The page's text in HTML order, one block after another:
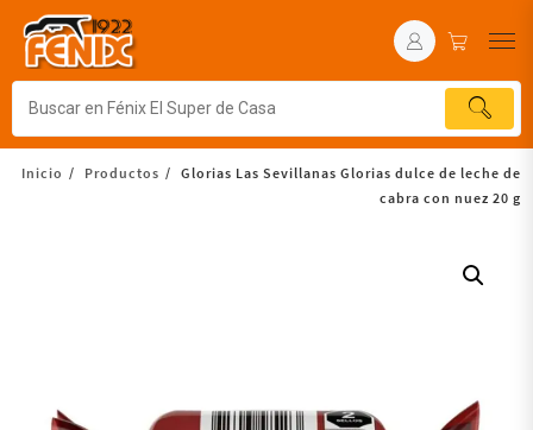
Inicio Productos
Glorias Las Sevillanas Glorias dulce de leche de
cabra con nuez 20 g